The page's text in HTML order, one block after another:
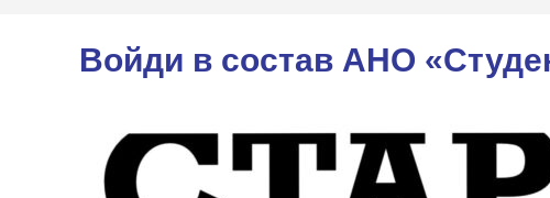
Войди в состав АНО